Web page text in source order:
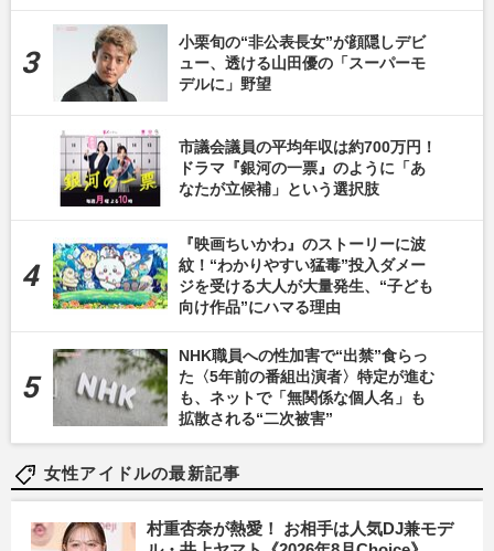
小栗旬の“非公表長女”が顔隠しデビ
ュー、透ける山田優の「スーパーモ
デルに」野望
市議会議員の平均年収は約700万円！
ドラマ『銀河の一票』のように「あ
なたが立候補」という選択肢
『映画ちいかわ』のストーリーに波
紋！“わかりやすい猛毒”投入ダメー
ジを受ける大人が大量発生、“子ども
向け作品”にハマる理由
NHK職員への性加害で“出禁”食らっ
た〈5年前の番組出演者〉特定が進む
も、ネットで「無関係な個人名」も
拡散される“二次被害”
女性アイドルの最新記事
村重杏奈が熱愛！ お相手は人気DJ兼モデ